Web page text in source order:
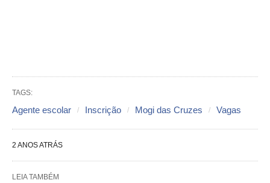
TAGS:
Agente escolar Inscrição Mogi das Cruzes Vagas
2 ANOS ATRÁS
LEIA TAMBÉM